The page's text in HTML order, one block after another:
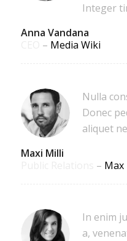
Integer
Anna Vandana
– Media Wiki
Nulla
Donec
aliquet
Maxi Milli
– Max
In enim
a,